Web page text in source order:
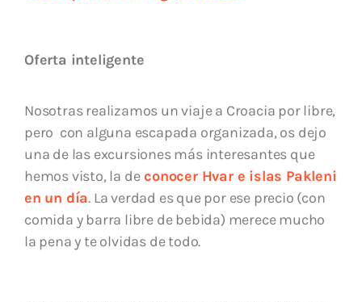
Oferta inteligente
Nosotras realizamos un viaje a Croacia por libre,
pero con alguna escapada organizada, os dejo
una de las excursiones más interesantes que
hemos visto, la deconocer Hvar e islas Pakleni
en un día. La verdad es que por ese precio (con
comida y barra libre de bebida) merece mucho
la pena y te olvidas de todo.